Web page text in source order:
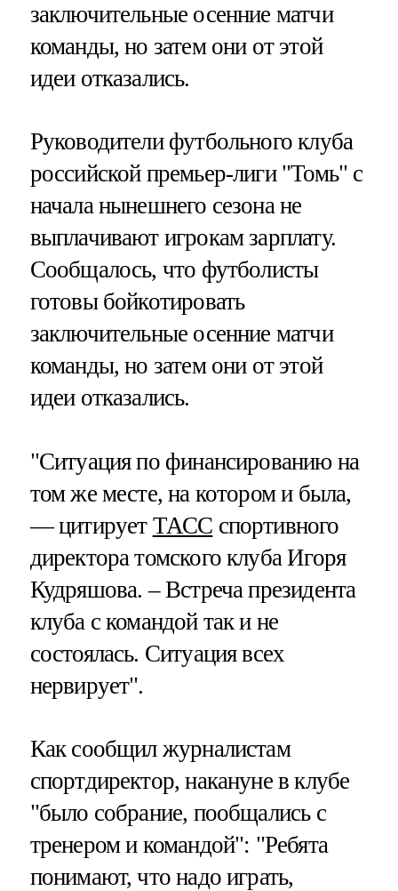
заключительные осенние матчи
команды, но затем они от этой
идеи отказались.
Руководители футбольного клуба
российской премьер-лиги "Томь" с
начала нынешнего сезона не
выплачивают игрокам зарплату.
Сообщалось, что футболисты
готовы бойкотировать
заключительные осенние матчи
команды, но затем они от этой
идеи отказались.
"Ситуация по финансированию на
том же месте, на котором и была,
— цитирует ТАСС спортивного
директора томского клуба Игоря
Кудряшова. – Встреча президента
клуба с командой так и не
состоялась. Ситуация всех
нервирует".
Как сообщил журналистам
спортдиректор, накануне в клубе
"было собрание, пообщались с
тренером и командой": "Ребята
понимают, что надо играть,